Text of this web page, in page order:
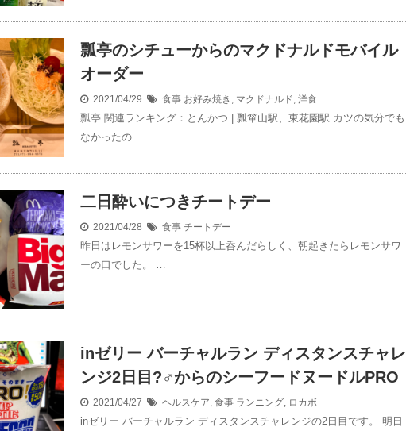
瓢亭のシチューからのマクドナルドモバイル
オーダー
2021/04/29 食事 お好み焼き , マクドナルド, 洋食
瓢亭 関連ランキング：とんかつ | 瓢箪山駅、東花園駅 カツの気分でも
なかったの …
二日酔いにつきチートデー
2021/04/28 食事 チートデー
昨日はレモンサワーを15杯以上呑んだらしく、朝起きたらレモンサワ
ーの口でした。 …
inゼリー バーチャルラン ディスタンスチャレ
ンジ2日目?‍♂️からのシーフードヌードルPRO
2021/04/27 ヘルスケア, 食事 ランニング, ロカボ
inゼリー バーチャルラン ディスタンスチャレンジの2日目です。 明日